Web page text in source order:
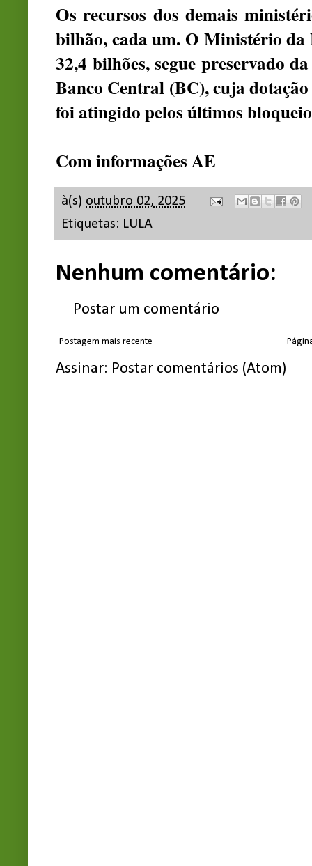
Os recursos dos demais
bilhão, cada um. O Ministério da
32,4 bilhões, segue preservado
Banco Central (BC), cuja
foi atingido pelos últimos
Com informações AE
à(s) outubro 02, 2025
Etiquetas: LULA
Nenhum comentário:
Postar um comentário
Postagem mais recente
Assinar: Postar comentários (Atom)